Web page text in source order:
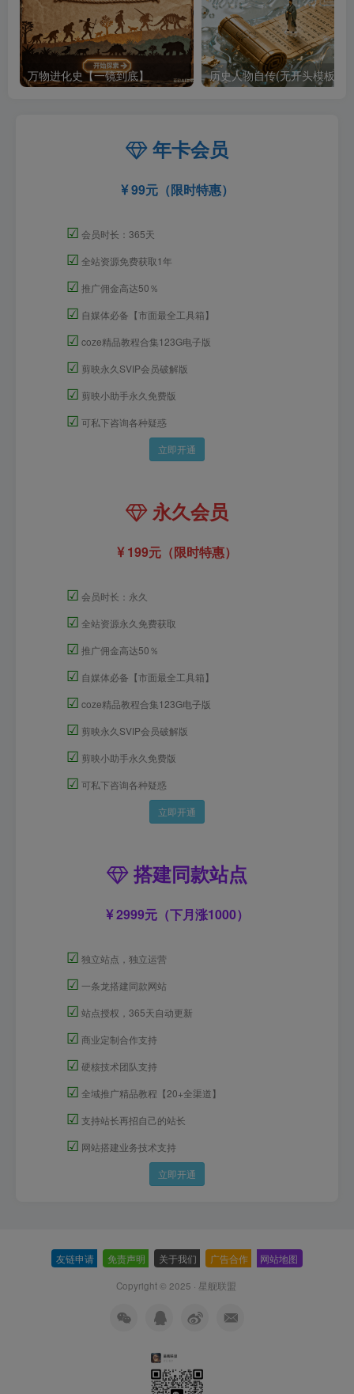
万物进化史【一镜到底】 历史人物自传(无开头模板)
年卡会员
99元（限时特惠）
☑ 会员时长：365天
☑ 全站资源免费获取1年
☑ 推广佣金高达50％
☑ 自媒体必备【市面最全工具箱】
☑ coze精品教程合集123G电子版
☑ 剪映永久SVIP会员破解版
☑ 剪映小助手永久免费版
☑ 可私下咨询各种疑惑
立即开通
永久会员
199元（限时特惠）
☑ 会员时长：永久
☑ 全站资源永久免费获取
☑ 推广佣金高达50％
☑ 自媒体必备【市面最全工具箱】
☑ coze精品教程合集123G电子版
☑ 剪映永久SVIP会员破解版
☑ 剪映小助手永久免费版
☑ 可私下咨询各种疑惑
立即开通
搭建同款站点
2999元（下月涨1000）
☑ 独立站点，独立运营
☑ 一条龙搭建同款网站
☑ 站点授权，365天自动更新
☑ 商业定制合作支持
☑ 硬核技术团队支持
☑ 全域推广精品教程【20+全渠道】
☑ 支持站长再招自己的站长
☑ 网站搭建业务技术支持
立即开通
友链申请 免责声明 关于我们 广告合作 网站地图
Copyright © 2025 · 星舰联盟